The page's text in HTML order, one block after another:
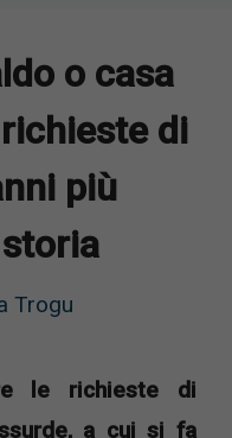
o casa
di
più
Trogu
le richieste di
a cui si fa